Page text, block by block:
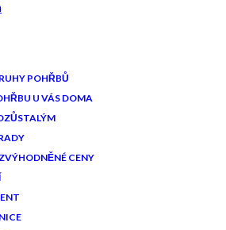
POHŘBŮ
U VÁS DOMA
CENY